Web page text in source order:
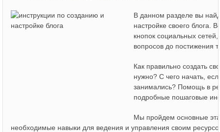
В данном разделе вы
настройке своего блога.
кнопок социальных
вопросов до постижения
Как правильно создать
нужно? С чего начать,
занимались? Помощь в
подробные пошаговые
Мы пройдем основные
необходимые навыки для ведения и управления своим